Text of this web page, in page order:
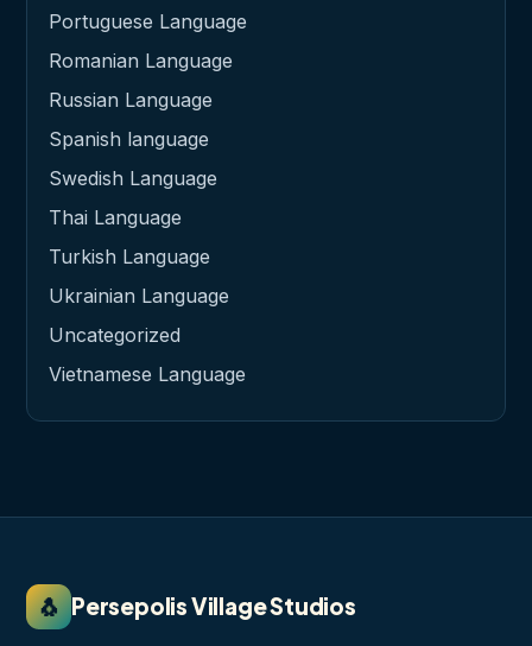
Portuguese Language
Romanian Language
Russian Language
Spanish language
Swedish Language
Thai Language
Turkish Language
Ukrainian Language
Uncategorized
Vietnamese Language
🐧 Persepolis Village Studios